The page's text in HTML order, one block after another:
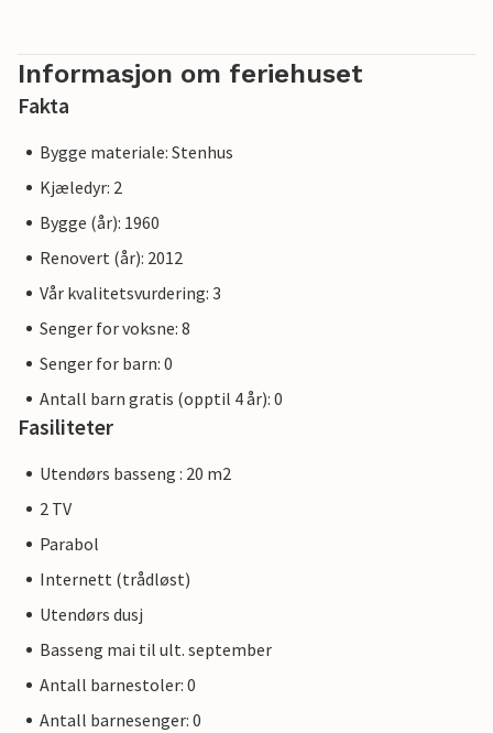
Informasjon om feriehuset
Fakta
Bygge materiale: Stenhus
Kjæledyr: 2
Bygge (år): 1960
Renovert (år): 2012
Vår kvalitetsvurdering: 3
Senger for voksne: 8
Senger for barn: 0
Antall barn gratis (opptil 4 år): 0
Fasiliteter
Utendørs basseng : 20 m2
2 TV
Parabol
Internett (trådløst)
Utendørs dusj
Basseng mai til ult. september
Antall barnestoler: 0
Antall barnesenger: 0